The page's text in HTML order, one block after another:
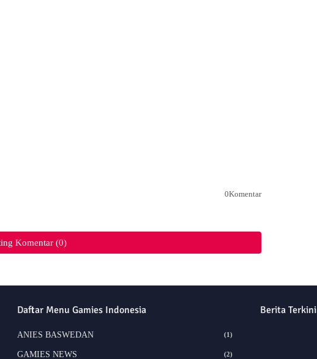
0Komentar
Komentar (0)
Daftar Menu Gamies Indonesia
ANIES BASWEDAN (1)
GAMIES NEWS (2)
Berita Terkini